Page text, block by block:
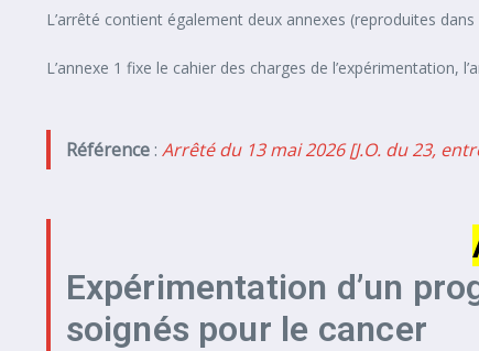
L’arrêté contient également deux annexes (reproduites
L’annexe 1 fixe le cahier des charges de
Référence: Arrêté du 13 mai 2026 [J.O. du 23,
Expérimentation d’un
soignés pour le cancer